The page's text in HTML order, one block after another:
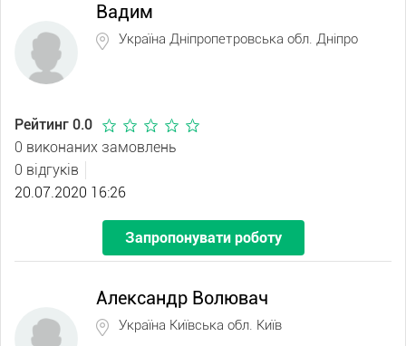
Вадим
Україна Дніпропетровська обл. Дніпро
Рейтинг 0.0
0 виконаних замовлень
0 відгуків
20.07.2020 16:26
Запропонувати роботу
Александр Волювач
Україна Київська обл. Київ